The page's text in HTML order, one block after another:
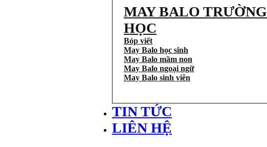
MAY BALO TRƯỜNG
HỌC
Bóp viết
May Balo học sinh
May Balo mầm non
May Balo ngoại ngữ
May Balo sinh viên
TIN TỨC
LIÊN HỆ